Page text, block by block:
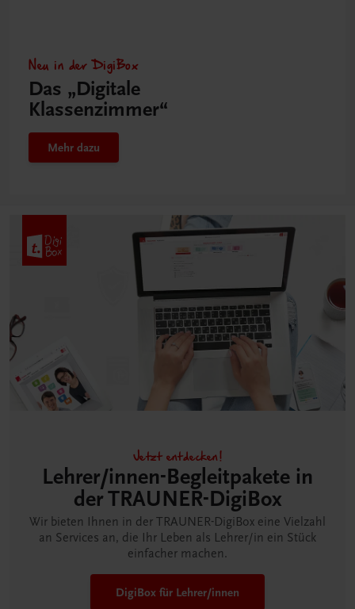
Neu in der DigiBox
Das „Digitale
Klassenzimmer“
Mehr dazu
Jetzt entdecken!
Lehrer/innen-Begleitpakete in
der TRAUNER-DigiBox
Wir bieten Ihnen in der TRAUNER-DigiBox eine Vielzahl
an Services an, die Ihr Leben als Lehrer/in ein Stück
einfacher machen.
DigiBox für Lehrer/innen